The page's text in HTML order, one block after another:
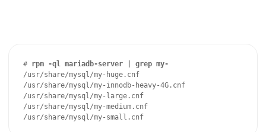
# rpm -ql mariadb-server | grep my-
/usr/share/mysql/my-huge.cnf
/usr/share/mysql/my-innodb-heavy-4G.cnf
/usr/share/mysql/my-large.cnf
/usr/share/mysql/my-medium.cnf
/usr/share/mysql/my-small.cnf